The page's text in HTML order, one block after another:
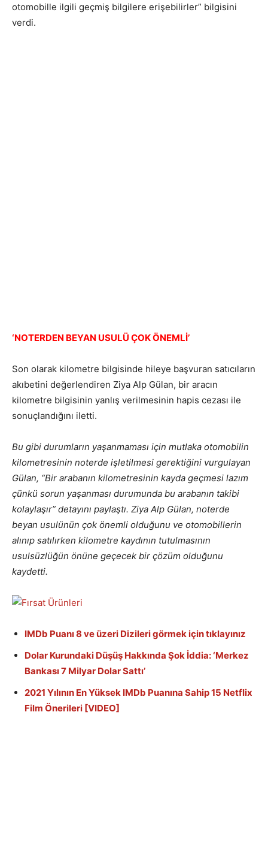
otomobille ilgili geçmiş bilgilere erişebilirler” bilgisini
verdi.
‘NOTERDEN BEYAN USULÜ ÇOK ÖNEMLİ’
Son olarak kilometre bilgisinde hileye başvuran satıcıların
akıbetini değerlendiren Ziya Alp Gülan, bir aracın
kilometre bilgisinin yanlış verilmesinin hapis cezası ile
sonuçlandığını iletti.
Bu gibi durumların yaşanmaması için mutlaka otomobilin
kilometresinin noterde işletilmesi gerektiğini vurgulayan
Gülan, “Bir arabanın kilometresinin kayda geçmesi lazım
çünkü sorun yaşanması durumunda bu arabanın takibi
kolaylaşır” detayını paylaştı. Ziya Alp Gülan, noterde
beyan usulünün çok önemli olduğunu ve otomobillerin
alınıp satılırken kilometre kaydının tutulmasının
usulsüzlüğün önüne geçecek bir çözüm olduğunu
kaydetti.
IMDb Puanı 8 ve üzeri Dizileri görmek için tıklayınız
Dolar Kurundaki Düşüş Hakkında Şok İddia: ‘Merkez
Bankası 7 Milyar Dolar Sattı’
2021 Yılının En Yüksek IMDb Puanına Sahip 15 Netflix
Film Önerileri [VIDEO]